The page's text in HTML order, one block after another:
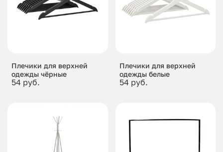
Плечики для верхней
одежды чёрные
54 руб.
Плечики для верхней
одежды белые
54 руб.